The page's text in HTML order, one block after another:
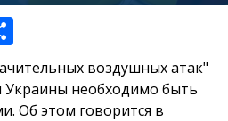
воздушных атак"
Украины необходимо быть
Об этом говорится в